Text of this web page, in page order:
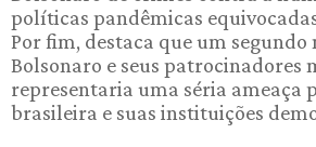
políticas pandêmicas
Por fim, destaca que um
Bolsonaro e seus patrocinadores
representaria uma séria ameaça
brasileira e suas instituições